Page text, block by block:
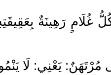
رَهِينَةٌ